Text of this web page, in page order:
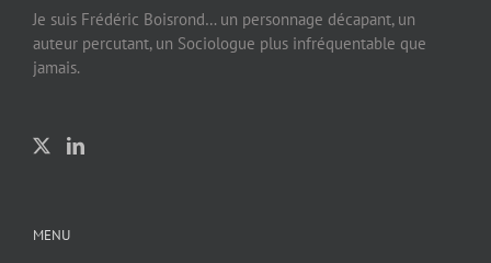
Je suis Frédéric Boisrond… un personnage décapant, un
auteur percutant, un Sociologue plus infréquentable que
jamais.
MENU